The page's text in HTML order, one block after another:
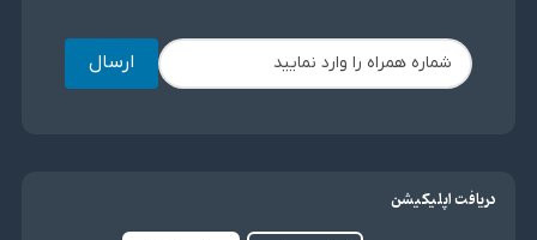
ارسال
دریافت اپلیکیشن